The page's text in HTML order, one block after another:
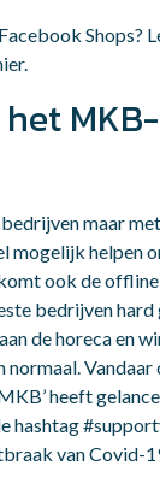
Shops?
.
maar
mogelijk helpen
ook de offline
bedrijven
de horeca en
normaal.
heeft
hashtag
van Covid-